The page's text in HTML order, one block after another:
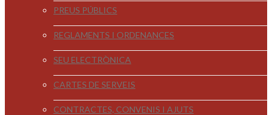
PREUS PÚBLICS
REGLAMENTS I ORDENANCES
SEU ELECTRÒNICA
CARTES DE SERVEIS
CONTRACTES, CONVENIS I AJUTS